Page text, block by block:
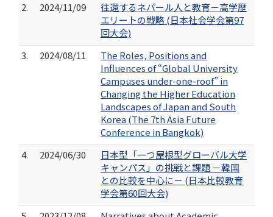
2.
2024/11/09
往還するネパール人と教育－高学歴
エリートの戦略 (日本社会学会第97
回大会)
3.
2024/08/11
The Roles, Positions and
Influences of “Global University
Campuses under-one-roof” in
Changing the Higher Education
Landscapes of Japan and South
Korea (The 7th Asia Future
Conference in Bangkok)
4.
2024/06/30
日本型「一つ屋根型グローバル大学
キャンパス」の挑戦と課題 －韓国
との比較を中心に－ (日本比較教育
学会第60回大会)